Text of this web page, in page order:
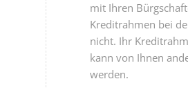
mit Ihren
Kreditrahmen bei
nicht. Ihr
kann von Ihnen
werden.